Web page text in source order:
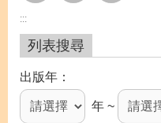
:::
列表搜尋
出版年
年 ~